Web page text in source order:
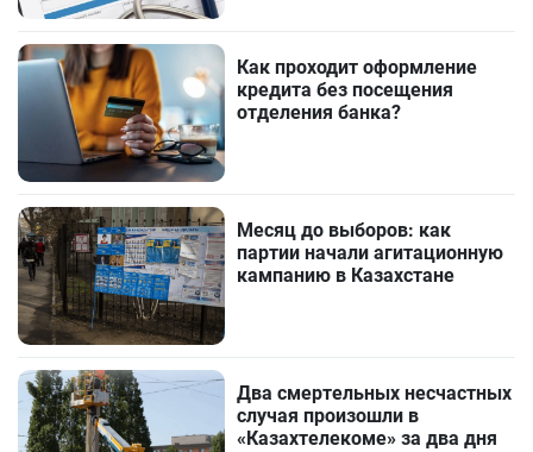
Как проходит оформление
кредита без посещения
отделения банка?
Месяц до выборов: как
партии начали агитационную
кампанию в Казахстане
Два смертельных несчастных
случая произошли в
«Казахтелекоме» за два дня